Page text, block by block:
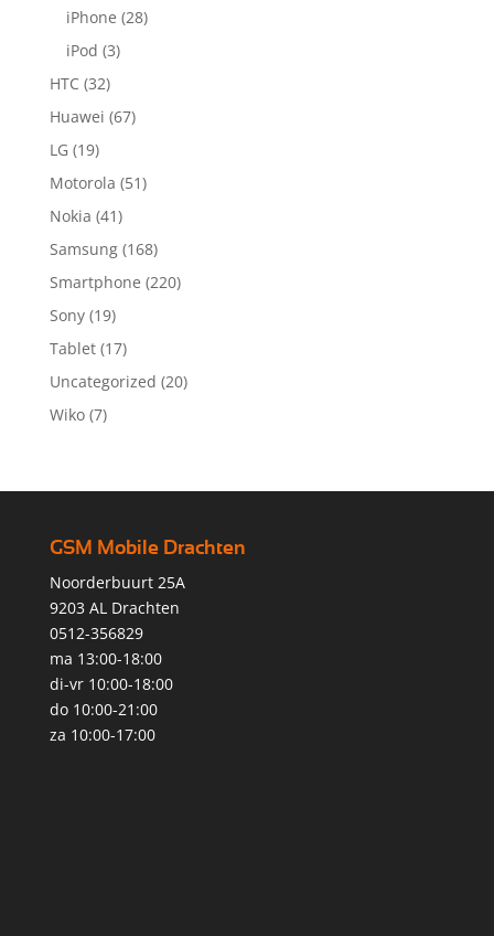
iPhone (28)
iPod (3)
HTC (32)
Huawei (67)
LG (19)
Motorola (51)
Nokia (41)
Samsung (168)
Smartphone (220)
Sony (19)
Tablet (17)
Uncategorized (20)
Wiko (7)
GSM Mobile Drachten
Noorderbuurt 25A
9203 AL Drachten
0512-356829
ma 13:00-18:00
di-vr 10:00-18:00
do 10:00-21:00
za 10:00-17:00